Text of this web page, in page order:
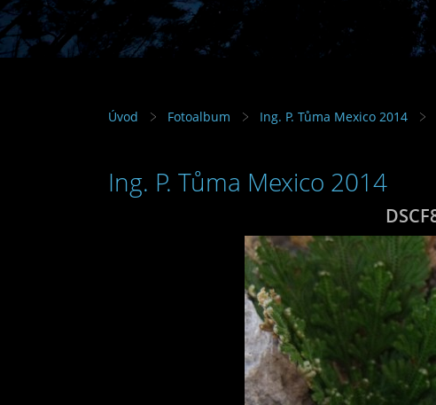
Úvod Fotoalbum Ing. P. Tůma Mexico 2014
Ing. P. Tůma Mexico 2014